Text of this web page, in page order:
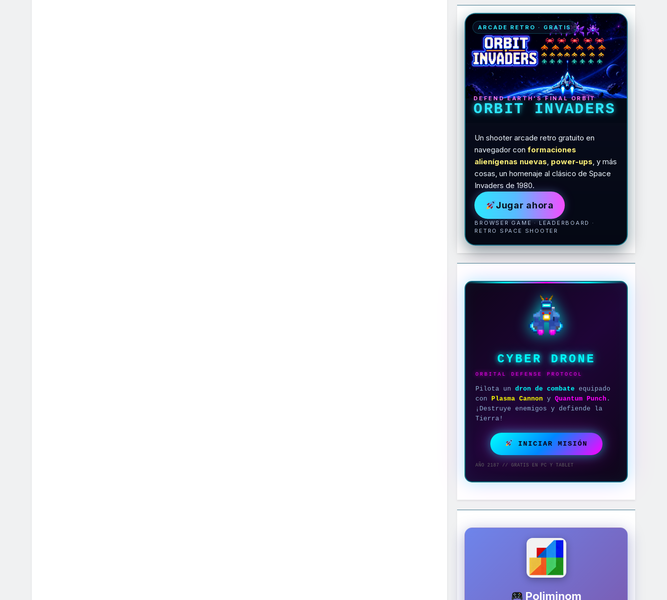
ARCADE RETRO · GRATIS
DEFEND EARTH'S FINAL ORBIT
ORBIT INVADERS
Un shooter arcade retro gratuito en
navegador conformaciones
alienígenas nuevas, power-ups, y más
cosas, un homenaje al clásico de Space
Invaders de 1980.
Jugar ahora
BROWSER GAME · LEADERBOARD ·
RETRO SPACE SHOOTER
CYBER DRONE
ORBITAL DEFENSE PROTOCOL
Pilota undron de combate equipado
con
Plasma Cannon yQuantum Punch .
¡Destruye enemigos y defiende la
Tierra!
INICIAR MISIÓN
AÑO 2187 // GRATIS EN PC Y TABLET
Poliminom